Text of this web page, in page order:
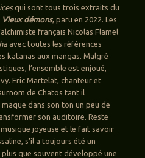
qui sont tous trois extraits du
Vieux démons, paru en 2022. Les
français Nicolas Flamel
avec toutes les références
katanas aux mangas. Malgré
l’ensemble est enjoué,
Eric Martelat, chanteur et
de Chatos tant il
dans son ton un peu de
son auditoire. Reste
joyeuse et le fait savoir
s’il a toujours été un
que souvent développé une